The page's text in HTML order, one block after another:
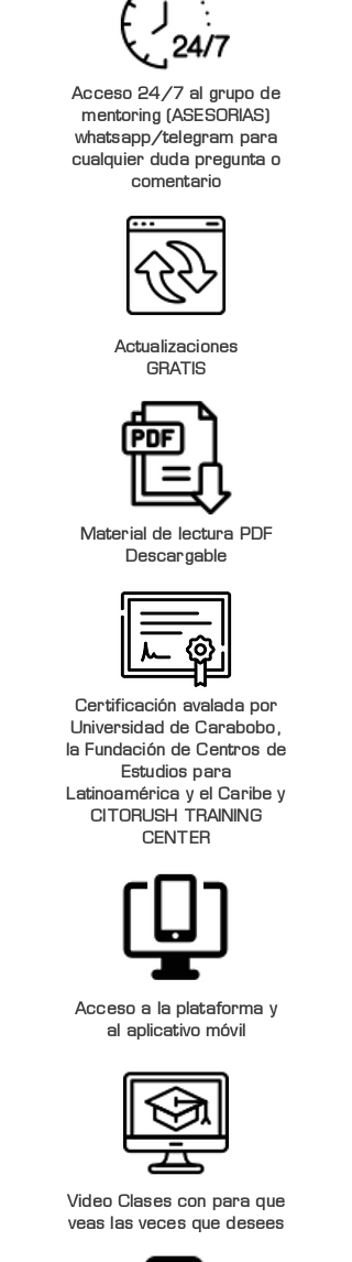
Acceso 24/7 al grupo de
mentoring (ASESORIAS)
whatsapp/telegram para
cualquier duda pregunta o
comentario
Actualizaciones
GRATIS
Material de lectura PDF
Descargable
Certificación avalada por
Universidad de Carabobo,
la Fundación de Centros de
Estudios para
Latinoamérica y el Caribe y
CITORUSH TRAINING
CENTER
Acceso a la plataforma y
al aplicativo móvil
Video Clases con para que
veas las veces que desees